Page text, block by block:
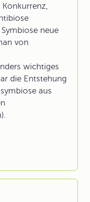
neue
von
wichtiges
die Entstehung
aus